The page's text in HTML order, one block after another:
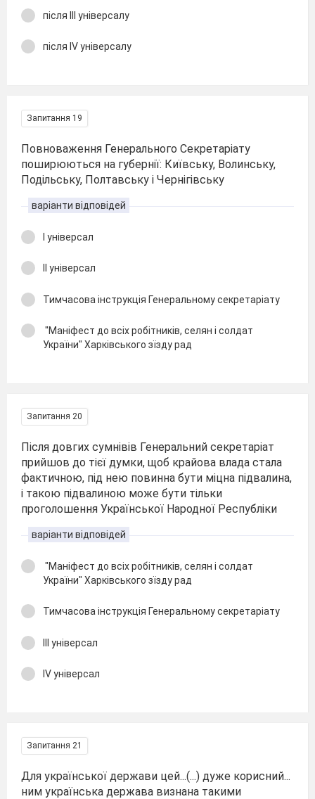
після ІІІ універсалу
після ІV універсалу
Запитання 19
Повноваження Генерального Секретаріату
поширюються на губернії: Київську, Волинську,
Подільську, Полтавську і Чернігівську
варіанти відповідей
І універсал
ІІ універсал
Тимчасова інструкція Генеральному секретаріату
"Маніфест до всіх робітників, селян і солдат
України" Харківського зїзду рад
Запитання 20
Після довгих сумнівів Генеральний секретаріат
прийшов до тієї думки, щоб крайова влада стала
фактичною, під нею повинна бути міцна підвалина,
і такою підвалиною може бути тільки
проголошення Української Народної Республіки
варіанти відповідей
"Маніфест до всіх робітників, селян і солдат
України" Харківського зїзду рад
Тимчасова інструкція Генеральному секретаріату
ІІІ універсал
ІV універсал
Запитання 21
Для української держави цей...(...) дуже корисний...
ним українська держава визнана такими